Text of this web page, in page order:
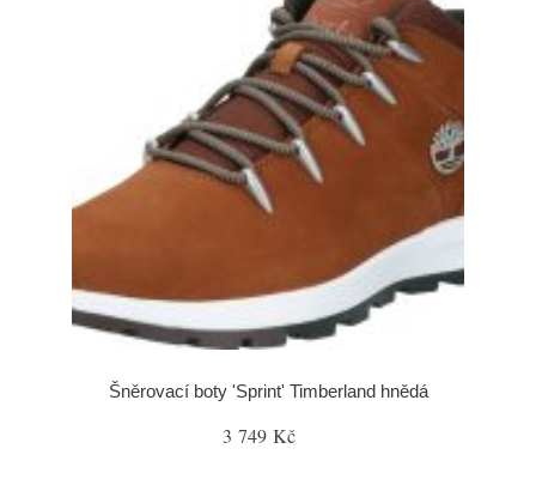
Šněrovací boty 'Sprint' Timberland hnědá
3 749 Kč